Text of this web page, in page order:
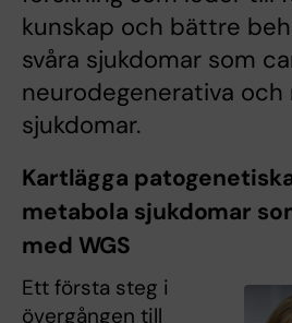
kunskap och bättre
svåra sjukdomar som
neurodegenerativa och
sjukdomar.
Kartlägga
metabola sjukdomar
med WGS
Ett första steg i
övergången till